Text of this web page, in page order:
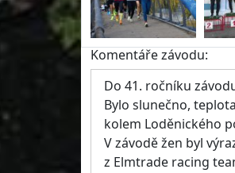
Komentáře závodu:
Do 41. ročníku
Bylo slunečno,
kolem Loděnického
V závodě žen byl
z Elmtrade racing